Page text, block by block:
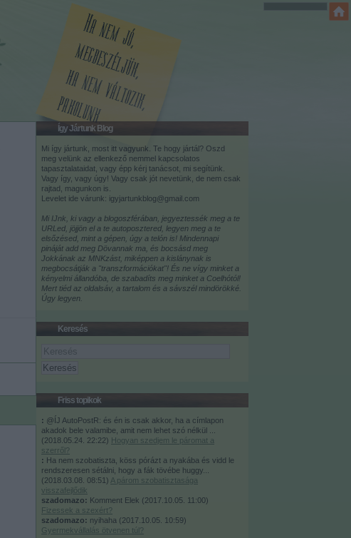
Így Jártunk Blog
Mi így jártunk, most itt vagyunk. Te hogy jártál? Oszd
meg velünk az ellenkező nemmel kapcsolatos
tapasztalataidat, vagy épp kérj tanácsot, mi segítünk.
Vagy így, vagy úgy! Vagy csak jót nevetünk, de nem csak
rajtad, magunkon is.
Levelet ide várunk: igyjartunkblog@gmail.com
Mi IJnk, ki vagy a blogoszférában, jegyeztessék meg a te
URLed, jöjjön el a te autoposztered, legyen meg a te
elsőzésed, mint a gépen, úgy a telón is! Mindennapi
pináját add meg Dövannak ma, és bocsásd meg
Jokkának az MNKzást, miképpen a kislánynak is
megbocsátják a "transzformációkat"! És ne vígy minket a
kényelmi állandóba, de szabadíts meg minket a Coelhótól!
Mert tiéd az oldalsáv, a tartalom és a sávszél mindörökké.
Úgy legyen.
Keresés
Friss topikok
: @ÍJ AutoPostR: és én is csak akkor, ha a címlapon
akadok bele valamibe, amit nem lehet szó nélkül ...
(2018.05.24. 22:22) Hogyan szedjem le páromat a
szerről?
: Ha nem szobatiszta, köss pórázt a nyakába és vidd le
rendszeresen sétálni, hogy a fák tövébe huggy...
(2018.03.08. 08:51) A párom szobatisztasága
visszafejlődik
szadomazo: Komment Elek (2017.10.05. 11:00)
Fizessek a szexért?
szadomazo: nyihaha (2017.10.05. 10:59)
Gyermekvállalás ötvenen túl?